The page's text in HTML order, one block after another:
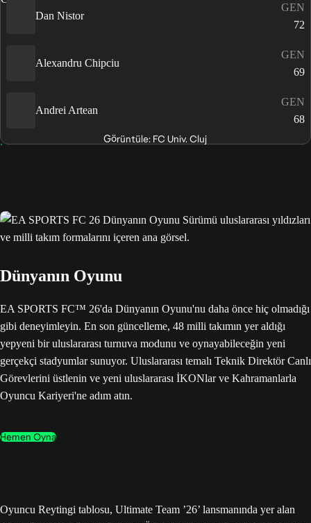
Dan Nistor
GEN
72
Alexandru Chipciu
GEN
69
Andrei Artean
GEN
68
Görüntüle: FC Univ. Cluj
Dünyanın Oyunu
EA SPORTS FC™ 26'da Dünyanın Oyunu'nu daha önce hiç olmadığı
gibi deneyimleyin. En son güncelleme, 48 milli takımın yer aldığı
yepyeni bir uluslararası turnuva modunu ve oynayabileceğin yeni
gerçekçi stadyumlar sunuyor. Uluslararası temalı Teknik Direktör Canlı
Görevlerini üstlenin ve yeni uluslararası İKONlar ve Kahramanlarla
Oyuncu Kariyeri'ne adım atın.
Hemen Oyna
Oyuncu Reytingi tablosu, Ultimate Team ’26’ lansmanında yer alan